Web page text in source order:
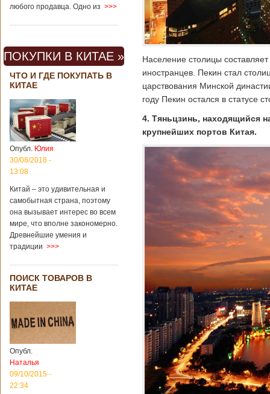
любого продавца. Одно из >>>
ПОКУПКИ В КИТАЕ »
ЧТО И ГДЕ ПОКУПАТЬ В
КИТАЕ
Опубл. Юлия
30/08/2018 -
13:08
Китай – это удивительная и
самобытная страна, поэтому
она вызывает интерес во всем
мире, что вполне закономерно.
Древнейшие умения и
традиции >>>
ПОИСК ТОВАРОВ В
КИТАЕ
Опубл.
Наталья
09/10/2015 -
22:34
Население столицы
иностранцев. Пекин стал
царствования Минской
году Пекин остался в статусе
4. Тяньцзинь, находящийся
крупнейших портов Китая.